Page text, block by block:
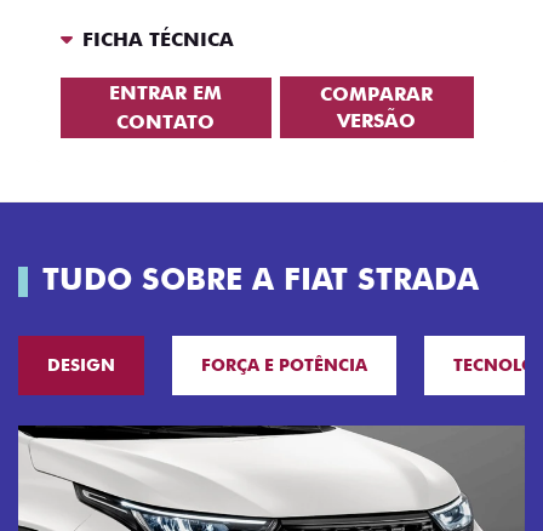
FICHA TÉCNICA
ENTRAR EM
CONTATO
COMPARAR
VERSÃO
TUDO SOBRE A FIAT STRADA
DESIGN FORÇA E POTÊNCIA